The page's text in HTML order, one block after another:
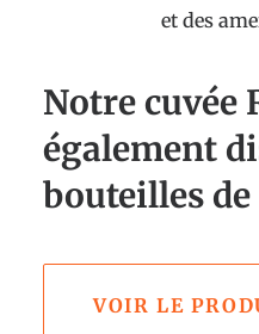
et des
Notre cuvée
également
bouteilles de
VOIR LE